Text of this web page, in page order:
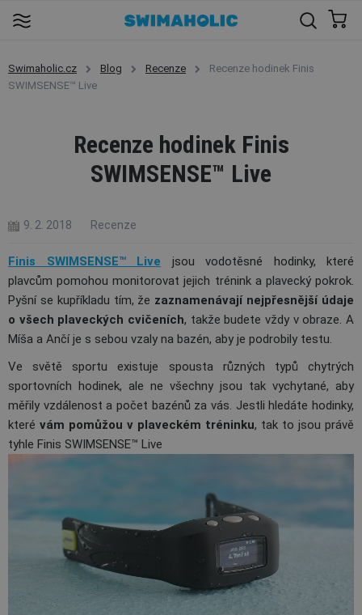
Swimaholic.cz Blog Recenze
Recenze hodinek Finis
SWIMSENSE™ Live
Recenze hodinek Finis
SWIMSENSE™ Live
9. 2. 2018 Recenze
Finis SWIMSENSE™ Live
jsou vodotěsné hodinky, které
plavcům pomohou monitorovat jejich trénink a plavecký pokrok.
Pyšní se kupříkladu tím, že zaznamenávají nejpřesnější údaje
o všech plaveckých cvičeních, takže budete vždy v obraze. A
Míša a Ančí je s sebou vzaly na bazén, aby je podrobily testu.
Ve světě sportu existuje spousta různých typů chytrých
sportovních hodinek, ale ne všechny jsou tak vychytané, aby
měřily vzdálenost a počet bazénů za vás. Jestli hledáte hodinky,
které vám pomůžou v plaveckém tréninku, tak to jsou právě
tyhle Finis SWIMSENSE™ Live